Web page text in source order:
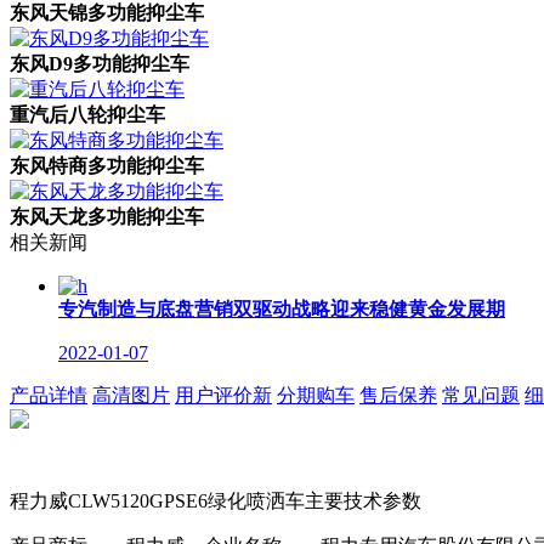
东风天锦多功能抑尘车
东风D9多功能抑尘车
重汽后八轮抑尘车
东风特商多功能抑尘车
东风天龙多功能抑尘车
相关新闻
专汽制造与底盘营销双驱动战略迎来稳健黄金发展期
2022-01-07
产品详情 高清图片 用户评价新 分期购车 售后保养 常见问题
程力威CLW5120GPSE6绿化喷洒车主要技术参数